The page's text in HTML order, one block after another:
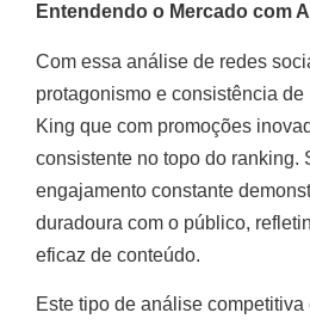
Entendendo o Mercado com
Com essa análise de redes
protagonismo e consistência
King que com promoções
consistente no topo do ranking.
engajamento constante
duradoura com o público,
eficaz de conteúdo.
Este tipo de análise